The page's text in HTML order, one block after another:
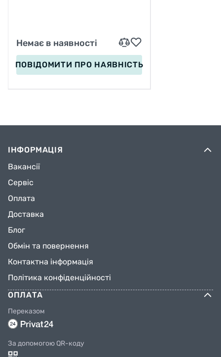
Немає в наявності
ПОВІДОМИТИ ПРО НАЯВНІСТЬ
ІНФОРМАЦІЯ
Вакансії
Сервіс
Оплата
Доставка
Блог
Обмін та повернення
Контактна інформація
Політика конфіденційності
ОПЛАТА
Переказом
За допомогою QR-коду